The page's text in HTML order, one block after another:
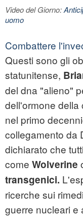
Video del Giorno:
uomo
Combattere
Questi sono gli
statunitense,
del dna "alieno"
dell'ormone della
nel primo
collegamento da
dichiarato che
come Wolverine
transgenici.
ricerche sui
guerre nucleari e